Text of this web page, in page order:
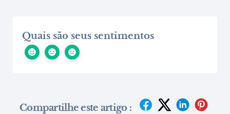
Quais são seus sentimentos
Compartilhe este artigo :